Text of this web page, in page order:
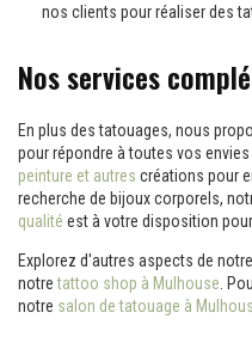
nos clients pour réaliser des
Nos services
En plus des tatouages, nous
pour répondre à toutes vos
peinture et autres créations pour
recherche de bijoux corporels,
qualité est à votre disposition
Explorez d'autres aspects de
notretattoo shop à Mulhouse .
notre salon de tatouage à